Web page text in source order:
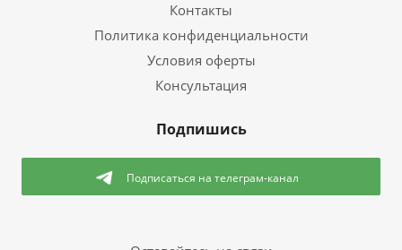
Контакты
Политика конфиденциальности
Условия оферты
Консультация
Подпишись
Подписаться на телеграм-канал